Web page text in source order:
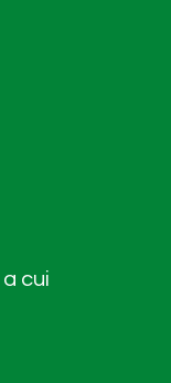
a cui